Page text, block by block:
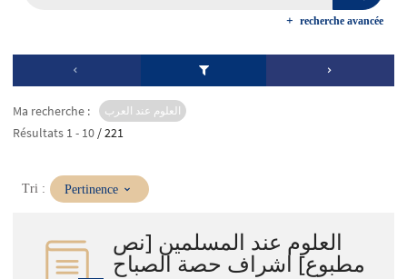
recherche avancée
Ma recherche : العلوم عند العرب
Résultats 1 - 10 / 221
Tri : (Mise
immédiate)
Pertinence
العلوم عند المسلمين [نص
مطبوع] اشراف حصة الصباح